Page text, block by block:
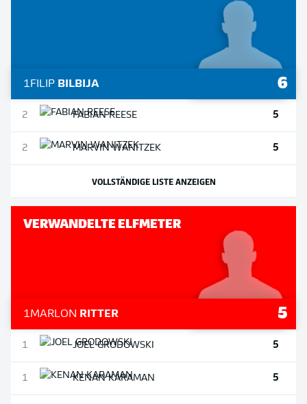
1FILIP BILBIJA 6
2 FABIANREESE 5
2 MARVINWANITZEK 5
VOLLSTÄNDIGE LISTE ANZEIGEN
VERWANDELTE ELFMETER
1MARLON RITTER 5
1 JOELGRODOWSKI 5
1 KENANKARAMAN 5